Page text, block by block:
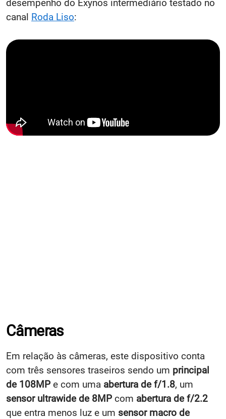
desempenho do Exynos intermediário testado no
canal Roda Liso:
Câmeras
Em relação às câmeras, este dispositivo conta
com três sensores traseiros sendo um principal
de 108MP e com uma abertura de f/1.8, um
sensor ultrawide de 8MP com abertura de f/2.2
que entra menos luz e um sensor macro de